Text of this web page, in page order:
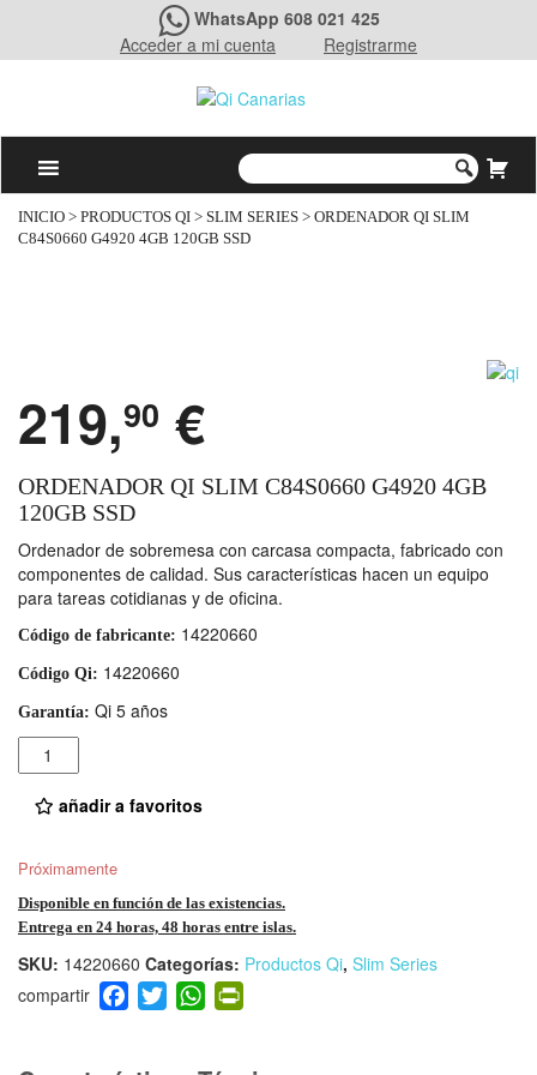
WhatsApp 608 021 425
Acceder a mi cuenta
Registrarme
INICIO > PRODUCTOS QI > SLIM SERIES > ORDENADOR QI SLIM
C84S0660 G4920 4GB 120GB SSD
219,90 €
ORDENADOR QI SLIM C84S0660 G4920 4GB
120GB SSD
Ordenador de sobremesa con carcasa compacta, fabricado con
componentes de calidad. Sus características hacen un equipo
para tareas cotidianas y de oficina.
Código de fabricante: 14220660
Código Qi: 14220660
Garantía: Qi 5 años
Cantidad
añadir a favoritos
Próximamente
Disponible en función de las existencias.
Entrega en 24 horas, 48 horas entre islas.
SKU: 14220660 Categorías: Productos Qi, Slim Series
F
a
T
wi
W
h